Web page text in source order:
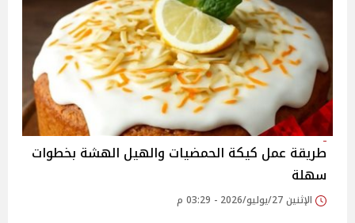
طريقة عمل كيكة الحمضيات والهيل الهشة بخطوات
سهلة
الإثنين 27/يوليو/2026 - 03:29 م